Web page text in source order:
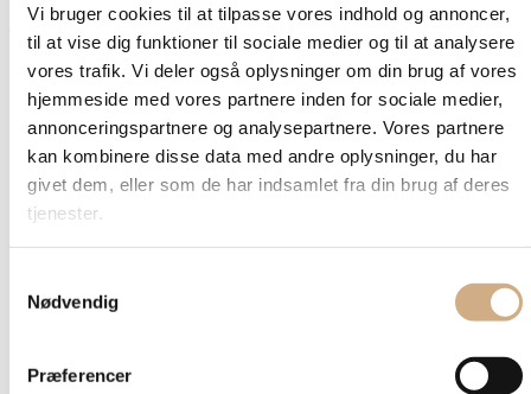
Vi bruger cookies til at tilpasse vores indhold og annoncer,
til at vise dig funktioner til sociale medier og til at analysere
vores trafik. Vi deler også oplysninger om din brug af vores
hjemmeside med vores partnere inden for sociale medier,
annonceringspartnere og analysepartnere. Vores partnere
kan kombinere disse data med andre oplysninger, du har
givet dem, eller som de har indsamlet fra din brug af deres
tjenester.
Nødvendig
Præferencer
Tilbehør:
Bonfeu Håndlavet BBQ OIiekande 750 gram
Den oprindelige pris var: 399,95 kr.. 299,95
aktuelle pris er: 299,95 kr..
Antal
Tilføj til kurv
695,95kr. Den oprindelige pris var: 695,95 kr..
Antal